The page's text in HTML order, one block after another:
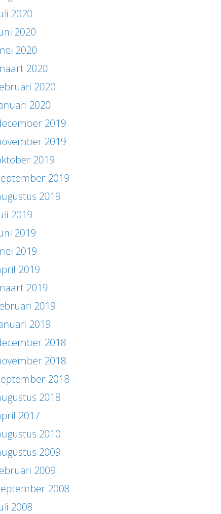
2020
2020
2020
2020
2020
2020
2019
2019
2019
2019
2019
2019
2019
2019
2019
2019
2019
2019
2018
2018
2018
2018
2017
2010
2009
2009
2008
2008